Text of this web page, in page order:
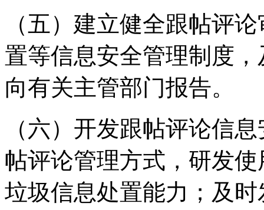
（五）建立健全跟帖评
置等信息安全管理制度
向有关主管部门报告。
（六）开发跟帖评论信
帖评论管理方式，研发
垃圾信息处置能力；及